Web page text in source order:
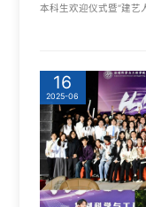
本科生欢迎仪式暨“建艺
16
2025-06